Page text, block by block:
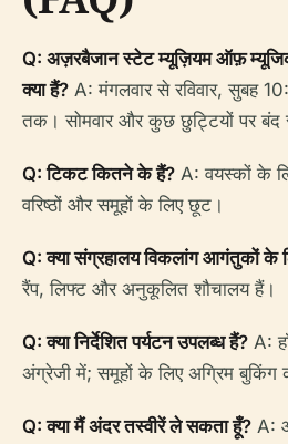
Q: अज़रबैजान स्टेट म्यूज़ियम ऑफ़
क्या हैं? A: मंगलवार से रविवार, सुबह
तक। सोमवार और कुछ छुट्टियों पर बंद
Q: टिकट कितने के हैं? A: वयस्कों के
वरिष्ठों और समूहों के लिए छूट।
Q: क्या संग्रहालय विकलांग आगंतुकों के
रैंप, लिफ्ट और अनुकूलित शौचालय हैं।
Q: क्या निर्देशित पर्यटन उपलब्ध हैं? A:
अंग्रेजी में; समूहों के लिए अग्रिम बुकिंग
Q: क्या मैं अंदर तस्वीरें ले सकता हूँ? A: